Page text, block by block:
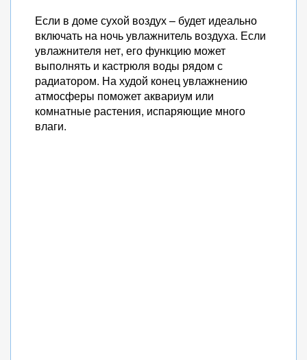
Если в доме сухой воздух – будет идеально
включать на ночь увлажнитель воздуха. Если
увлажнителя нет, его функцию может
выполнять и кастрюля воды рядом с
радиатором. На худой конец увлажнению
атмосферы поможет аквариум или
комнатные растения, испаряющие много
влаги.